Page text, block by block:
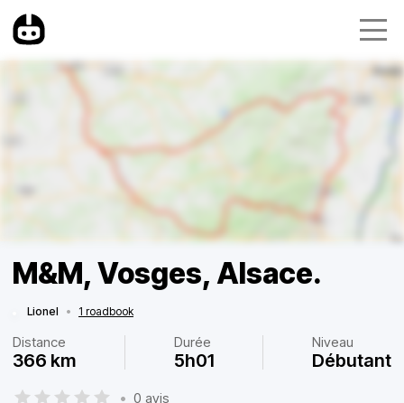
M&M, Vosges, Alsace.
Lionel • 1 roadbook
Distance
366 km
Durée
5h01
Niveau
Débutant
• 0 avis